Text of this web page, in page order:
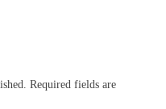
Required fields are